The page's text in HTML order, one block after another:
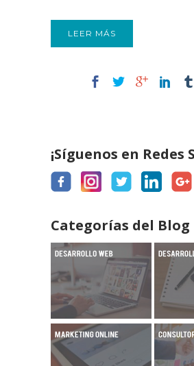
LEER MÁS
¡Síguenos en Redes
Categorías del Blog